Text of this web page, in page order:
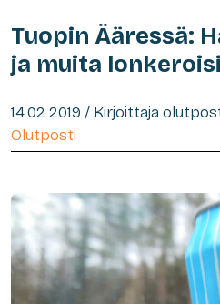
Tuopin Ääressä:
ja muita
14.02.2019 / Kirjoittaja
Olutposti